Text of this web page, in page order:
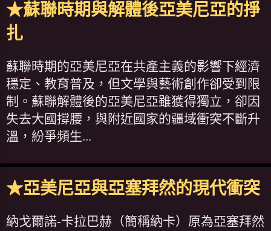
★蘇聯時期與解體後亞美尼亞的掙
扎
蘇聯時期的亞美尼亞在共產主義的影響下經濟
穩定、教育普及，但文學與藝術創作卻受到限
制。蘇聯解體後的亞美尼亞雖獲得獨立，卻因
失去大國撐腰，與附近國家的疆域衝突不斷升
溫，紛爭頻生...
★亞美尼亞與亞塞拜然的現代衝突
納戈爾諾-卡拉巴赫（簡稱納卡）原為亞塞拜然